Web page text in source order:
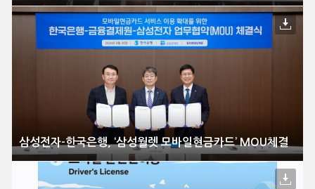
삼성전자-한국은행, ‘삼성월렛 모바일현금카드’ MOU체결